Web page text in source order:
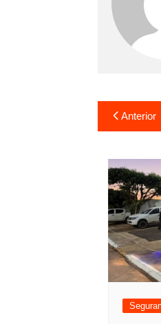
de
Post
Anterior